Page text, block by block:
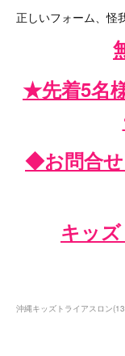
正しいフォーム、怪
★先着5名
◆お問合
キッ
沖縄キッズトライアスロン(